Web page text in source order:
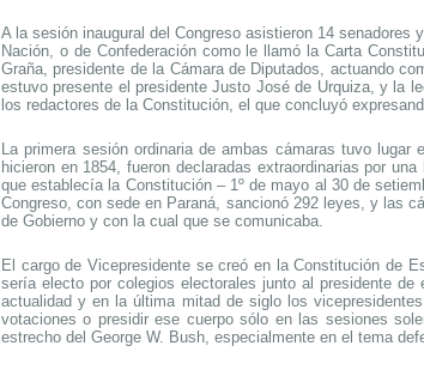
A la sesión inaugural del Congreso asistieron 14 senadores
Nación, o de Confederación como le llamó la Carta
Graña, presidente de la Cámara de Diputados, actuando
estuvo presente el presidente Justo José de Urquiza, y la
los redactores de la Constitución, el que concluyó
La primera sesión ordinaria de ambas cámaras tuvo
hicieron en 1854, fueron declaradas extraordinarias por
que establecía la Constitución – 1º de mayo al 30 de
Congreso, con sede en Paraná, sancionó 292 leyes, y las
de Gobierno y con la cual que se comunicaba.
El cargo de Vicepresidente se creó en la Constitución de
sería electo por colegios electorales junto al presidente
actualidad y en la última mitad de siglo los
votaciones o presidir ese cuerpo sólo en las sesiones
estrecho del George W. Bush, especialmente en el tema